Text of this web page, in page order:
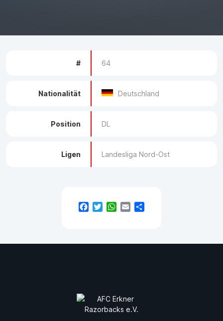
# 64
Nationalität Deutschland
Position DL
Ligen Landesliga Nord-Ost
Facebook
TwitterWhatsApp
Email